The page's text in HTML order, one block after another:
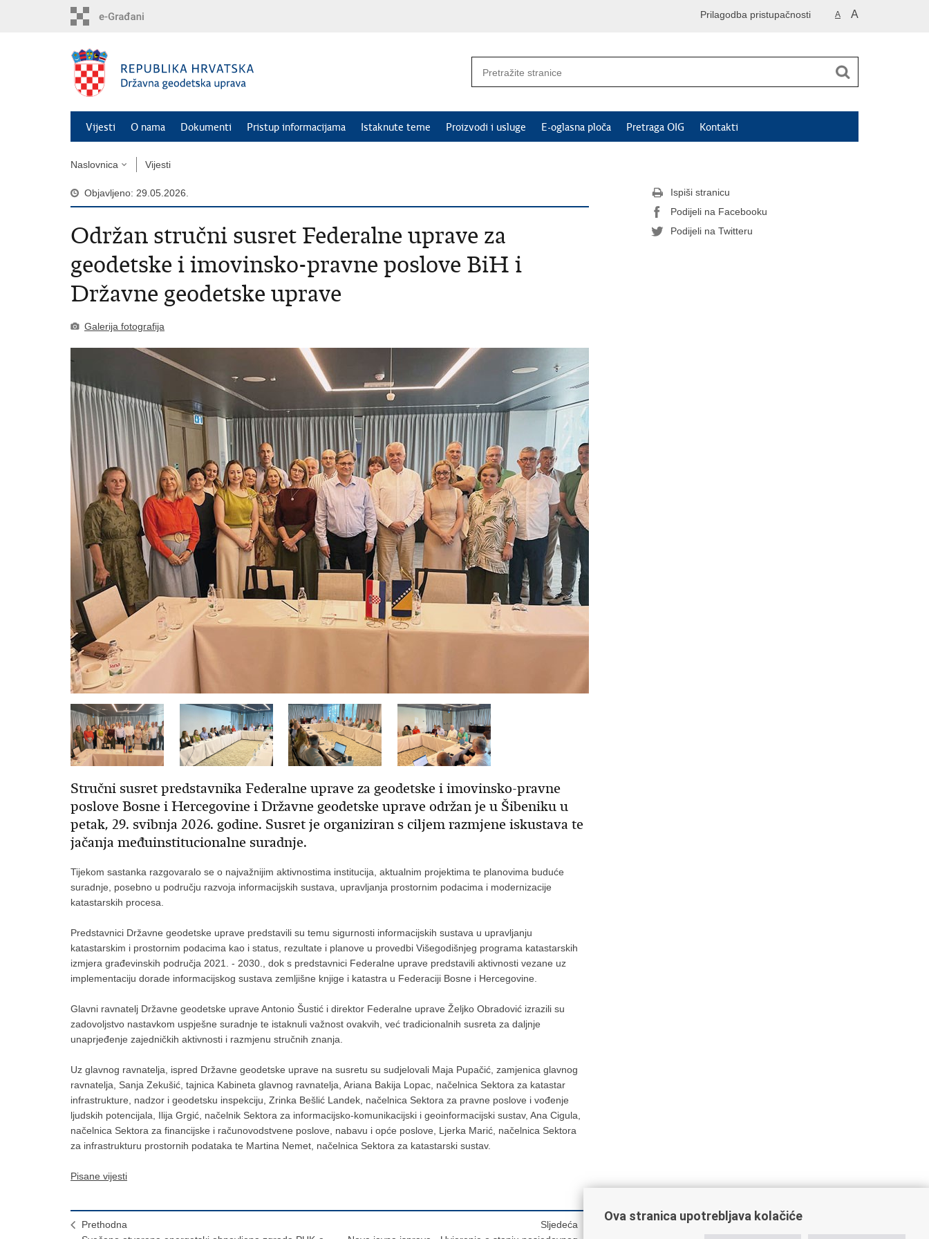
A A
Prilagodba pristupačnosti
Vijesti O nama Dokumenti Pristup informacijama Istaknute teme Proizvodi i usluge E-oglasna ploča Pretraga OIG Kontakti
Naslovnica Vijesti
Objavljeno: 29.05.2026.
Održan stručni susret Federalne uprave za
geodetske i imovinsko-pravne poslove BiH i
Državne geodetske uprave
Galerija fotografija
Stručni susret predstavnika Federalne uprave za geodetske i imovinsko-pravne
poslove Bosne i Hercegovine i Državne geodetske uprave održan je u Šibeniku u
petak, 29. svibnja 2026. godine. Susret je organiziran s ciljem razmjene iskustava te
jačanja međuinstitucionalne suradnje.
Tijekom sastanka razgovaralo se o najvažnijim aktivnostima institucija, aktualnim projektima te planovima buduće
suradnje, posebno u području razvoja informacijskih sustava, upravljanja prostornim podacima i modernizacije
katastarskih procesa.
Predstavnici Državne geodetske uprave predstavili su temu sigurnosti informacijskih sustava u upravljanju
katastarskim i prostornim podacima kao i status, rezultate i planove u provedbi Višegodišnjeg programa katastarskih
izmjera građevinskih područja 2021. - 2030., dok s predstavnici Federalne uprave predstavili aktivnosti vezane uz
implementaciju dorade informacijskog sustava zemljišne knjige i katastra u Federaciji Bosne i Hercegovine.
Glavni ravnatelj Državne geodetske uprave Antonio Šustić i direktor Federalne uprave Željko Obradović izrazili su
zadovoljstvo nastavkom uspješne suradnje te istaknuli važnost ovakvih, već tradicionalnih susreta za daljnje
unaprjeđenje zajedničkih aktivnosti i razmjenu stručnih znanja.
Uz glavnog ravnatelja, ispred Državne geodetske uprave na susretu su sudjelovali Maja Pupačić, zamjenica glavnog
ravnatelja, Sanja Zekušić, tajnica Kabineta glavnog ravnatelja, Ariana Bakija Lopac, načelnica Sektora za katastar
infrastrukture, nadzor i geodetsku inspekciju, Zrinka Bešlić Landek, načelnica Sektora za pravne poslove i vođenje
ljudskih potencijala, Ilija Grgić, načelnik Sektora za informacijsko-komunikacijski i geoinformacijski sustav, Ana Cigula,
načelnica Sektora za financijske i računovodstvene poslove, nabavu i opće poslove, Ljerka Marić, načelnica Sektora
za infrastrukturu prostornih podataka te Martina Nemet, načelnica Sektora za katastarski sustav.
Pisane vijesti
Prethodna
Sljedeća
Ispiši stranicu
Podijeli na Facebooku
Podijeli na Twitteru
Ova stranica upotrebljava kolačiće